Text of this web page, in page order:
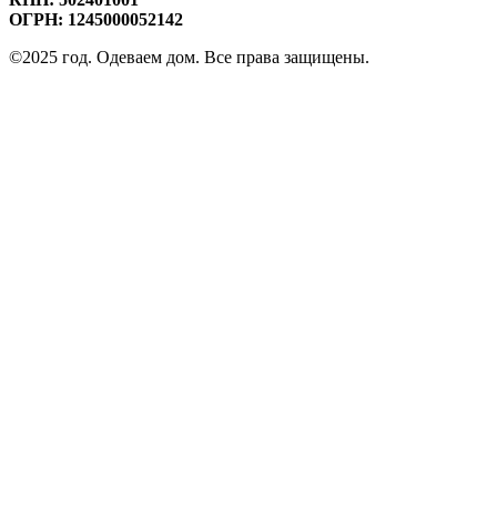
ОГРН: 1245000052142
©2025 год. Одеваем дом. Все права защищены.